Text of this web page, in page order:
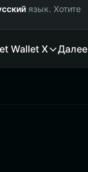
язык. Хотите
Wallet X Далее